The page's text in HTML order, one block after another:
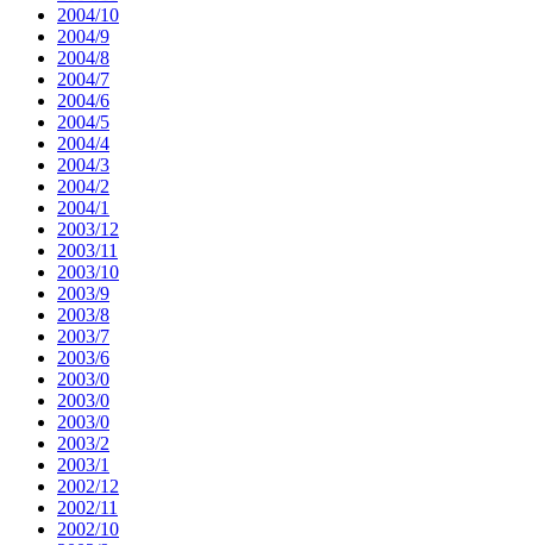
2004/10
2004/9
2004/8
2004/7
2004/6
2004/5
2004/4
2004/3
2004/2
2004/1
2003/12
2003/11
2003/10
2003/9
2003/8
2003/7
2003/6
2003/0
2003/0
2003/0
2003/2
2003/1
2002/12
2002/11
2002/10